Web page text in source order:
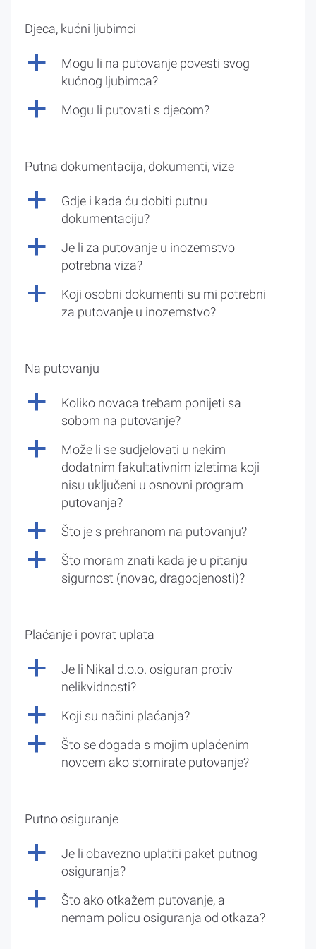
Djeca, kućni ljubimci
a
Mogu li na putovanje povesti svog
kućnog ljubimca?
a Mogu li putovati s djecom?
Putna dokumentacija, dokumenti, vize
a
Gdje i kada ću dobiti putnu
dokumentaciju?
a
Je li za putovanje u inozemstvo
potrebna viza?
a
Koji osobni dokumenti su mi potrebni
za putovanje u inozemstvo?
Na putovanju
a
Koliko novaca trebam ponijeti sa
sobom na putovanje?
a
Može li se sudjelovati u nekim
dodatnim fakultativnim izletima koji
nisu uključeni u osnovni program
putovanja?
a Što je s prehranom na putovanju?
a
Što moram znati kada je u pitanju
sigurnost (novac, dragocjenosti)?
Plaćanje i povrat uplata
a
Je li Nikal d.o.o. osiguran protiv
nelikvidnosti?
a Koji su načini plaćanja?
a
Što se događa s mojim uplaćenim
novcem ako stornirate putovanje?
Putno osiguranje
a
Je li obavezno uplatiti paket putnog
osiguranja?
a
Što ako otkažem putovanje, a
nemam policu osiguranja od otkaza?